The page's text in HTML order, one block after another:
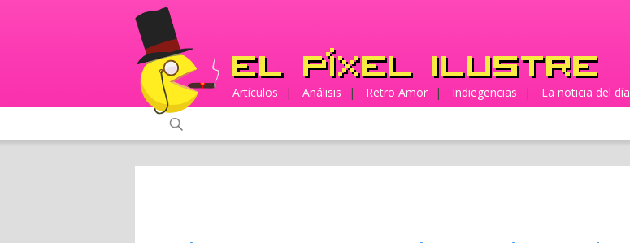
Artículos | Análisis | Retro Amor | Indiegencias | La noticia del día